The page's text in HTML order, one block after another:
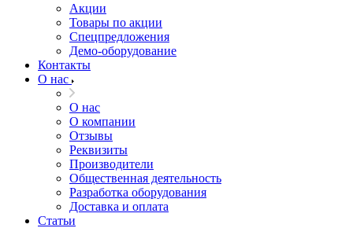
Акции
Товары по акции
Спецпредложения
Демо-оборудование
Контакты
О нас
О нас
О компании
Отзывы
Реквизиты
Производители
Общественная деятельность
Разработка оборудования
Доставка и оплата
Статьи